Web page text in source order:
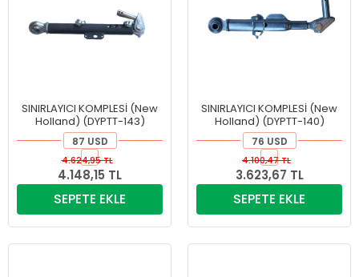
SINIRLAYICI KOMPLESİ (New
Holland) (DYPTT-143)
87 USD
4.148,15 TL
4.624,95 TL
SEPETE EKLE
SINIRLAYICI KOMPLESİ (New
Holland) (DYPTT-140)
76 USD
3.623,67 TL
4.100,47 TL
SEPETE EKLE